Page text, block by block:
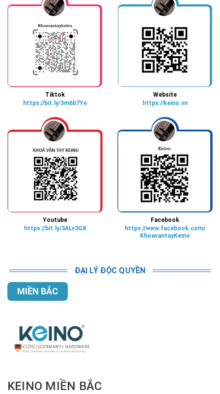
Tiktok
https://bit.ly/3m6b7Ye
Website
https://keino.vn
Youtube
https://bit.ly/3ALv3G8
Facebook
https://www.facebook.com/
KhoavantayKeino
ĐẠI LÝ ĐỘC QUYỀN
MIỀN BẮC
KEINO MIỀN BẮC